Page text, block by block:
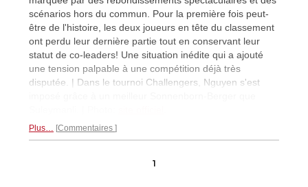
scénarios hors du commun. Pour la première fois peut-
être de l'histoire, les deux joueurs en tête du classement
ont perdu leur dernière partie tout en conservant leur
statut de co-leaders! Une situation inédite qui a ajouté
une tension palpable à une compétition déjà très
disputée. | Dans le tournoi Challengers, Nguyen s'est
Plus… Commentaires
1